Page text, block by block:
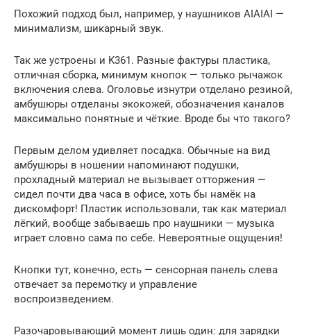
Похожий подход был, например, у наушников AIAIAI —
минимализм, шикарный звук.
Так же устроены и K361. Разные фактуры пластика,
отличная сборка, минимум кнопок — только рычажок
включения слева. Оголовье изнутри отделано резиной,
амбушюры отделаны экокожей, обозначения каналов
максимально понятные и чёткие. Вроде бы что такого?
Первым делом удивляет посадка. Обычные на вид
амбушюры в ношении напоминают подушки,
прохладный материал не вызывает отторжения —
сидел почти два часа в офисе, хоть бы намёк на
дискомфорт! Пластик использовали, так как материал
лёгкий, вообще забываешь про наушники — музыка
играет словно сама по себе. Невероятные ощущения!
Кнопки тут, конечно, есть — сенсорная панель слева
отвечает за перемотку и управление
воспроизведением.
Разочаровывающий момент лишь один: для зарядки